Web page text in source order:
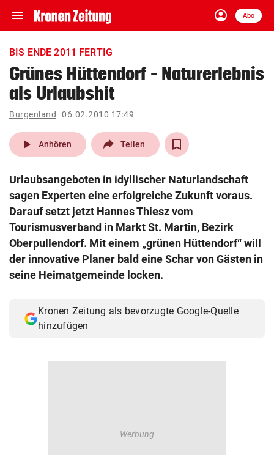
menu Navigation
ein-/ausklappen
account_circle
Anmelden
Abo
close Schließen
account_circle Anmelden
pin_drop
Wien arrow_right
search
Suchbegriff
eingeben
BIS ENDE 2011 FERTIG
Grünes Hüttendorf – Naturerlebnis
als Urlaubshit
Burgenland 06.02.2010 17:49
play_arrow Anhören Teilen
Urlaubsangeboten in idyllischer Naturlandschaft
sagen Experten eine erfolgreiche Zukunft voraus.
Darauf setzt jetzt Hannes Thiesz vom
Tourismusverband in Markt St. Martin, Bezirk
Oberpullendorf. Mit einem „grünen Hüttendorf“ will
der innovative Planer bald eine Schar von Gästen in
seine Heimatgemeinde locken.
Kronen Zeitung als bevorzugte Google-Quelle
hinzufügen